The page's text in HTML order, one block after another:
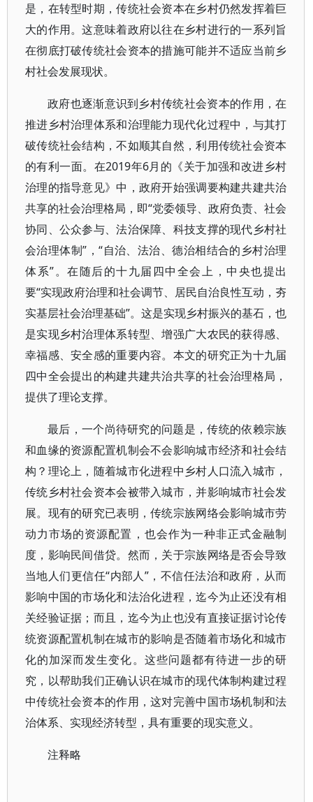
是，在转型时期，传统社会资本在乡村仍然发挥着巨
大的作用。这意味着政府以往在乡村进行的一系列旨
在彻底打破传统社会资本的措施可能并不适应当前乡
村社会发展现状。
政府也逐渐意识到乡村传统社会资本的作用，在
推进乡村治理体系和治理能力现代化过程中，与其打
破传统社会结构，不如顺其自然，利用传统社会资本
的有利一面。在2019年6月的《关于加强和改进乡村
治理的指导意见》中，政府开始强调要构建共建共治
共享的社会治理格局，即“党委领导、政府负责、社会
协同、公众参与、法治保障、科技支撑的现代乡村社
会治理体制”，“自治、法治、德治相结合的乡村治理
体系”。在随后的十九届四中全会上，中央也提出
要“实现政府治理和社会调节、居民自治良性互动，夯
实基层社会治理基础”。这是实现乡村振兴的基石，也
是实现乡村治理体系转型、增强广大农民的获得感、
幸福感、安全感的重要内容。本文的研究正为十九届
四中全会提出的构建共建共治共享的社会治理格局，
提供了理论支撑。
最后，一个尚待研究的问题是，传统的依赖宗族
和血缘的资源配置机制会不会影响城市经济和社会结
构？理论上，随着城市化进程中乡村人口流入城市，
传统乡村社会资本会被带入城市，并影响城市社会发
展。现有的研究已表明，传统宗族网络会影响城市劳
动力市场的资源配置，也会作为一种非正式金融制
度，影响民间借贷。然而，关于宗族网络是否会导致
当地人们更信任“内部人”，不信任法治和政府，从而
影响中国的市场化和法治化进程，迄今为止还没有相
关经验证据；而且，迄今为止也没有直接证据讨论传
统资源配置机制在城市的影响是否随着市场化和城市
化的加深而发生变化。这些问题都有待进一步的研
究，以帮助我们正确认识在城市的现代体制构建过程
中传统社会资本的作用，这对完善中国市场机制和法
治体系、实现经济转型，具有重要的现实意义。
注释略